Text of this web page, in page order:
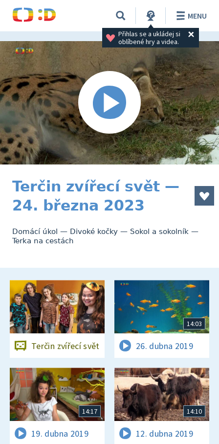
Přihlas se a ukládej si
oblíbené hry a videa.
MENU
Terčin zvířecí svět —
24. března 2023
Domácí úkol — Divoké kočky — Sokol a sokolník —
Terka na cestách
Terčin zvířecí svět
14:03
26. dubna 2019
14:17
19. dubna 2019
14:10
12. dubna 2019